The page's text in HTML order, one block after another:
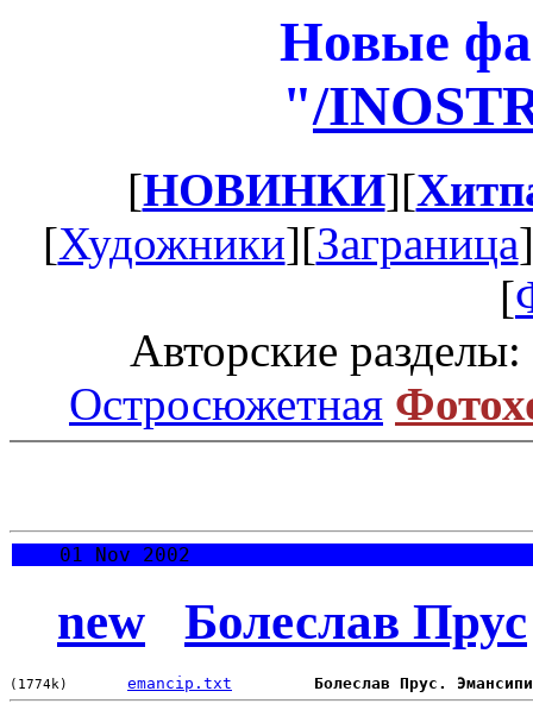
Новые
"/
[НОВИНКИ][
[Художники][Заграница
[
Авторские разделы:
Остросюжетная
01 Nov 2002
new Болеслав Прус
(1774k) emancip.txt Болеслав Прус.